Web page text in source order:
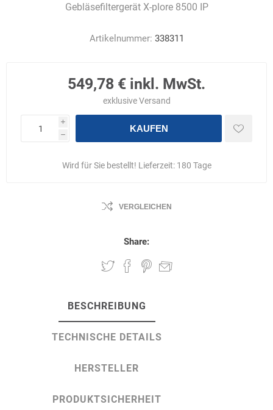
Gebläsefiltergerät X-plore 8500 IP
Artikelnummer: 338311
549,78 € inkl. MwSt.
exklusiveVersand
i
h
KAUFEN
Wird für Sie bestellt! Lieferzeit: 180 Tage
VERGLEICHEN
Share:
BESCHREIBUNG
TECHNISCHE DETAILS
HERSTELLER
PRODUKTSICHERHEIT